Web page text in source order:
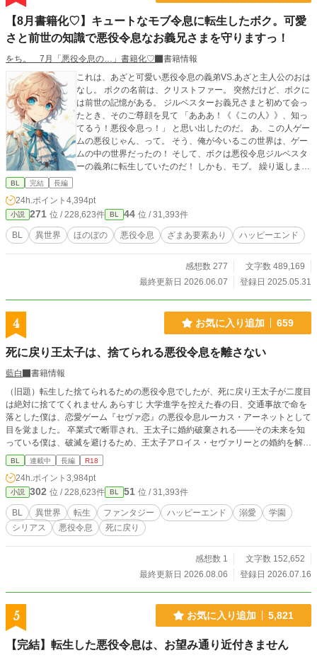
【8月書籍化♡】キュートなモブ令息に転生したボク。可愛
さと前世の知識で悪役令息なお義兄さまを守りますっ！
をち。 7月「悪役令息の…」書籍化♡
書籍情報
これは、あざと可愛い悪役令息の義弟VS.あざと主人公のおは
なし。 ボクの名前は、クリストファー。 突然だけど、ボクに
は前世の記憶がある。 ジルベスターお義兄さまと初めて会っ
たとき、そのご尊顔を見て 「あああ！《《この人》》、知っ
てるう！悪役令息っ！」 と思い出したのだ。 あ、この人ゲー
ムの悪役じゃん、って。 そう、俺が今いるこの世界は、ゲー
ムの中の世界だったの！ そして、ボクは悪役令息ジルベスタ
ーの義弟に転生していたのだ！ しかも、モブ。 繰り返しま
で今まで毎日自分の顔をみてもなんにも思い出さなかったわ
けだ！ ちなみに、ジルベスターお義兄さまは悪役ながら非常
に人気があった。 その理由の第一は、ビジュアル！ 夜空に輝
く月みたいにキラキラした銀髪。夜の闇を思わせる深い紺碧
メンではなく美形！ビューティフル！ワンダフォー！ ありと
あらゆる美辞麗句を並び立てたくなるくらいに美しい姿かた
その無表情のせいで「人を馬鹿にしている」「心がない」
「冷酷」といわれ、悪役令息と呼ばれていた。 でもボクには
わかっていた。全部誤解なんだって。 ジルベスターは優しい
そして最後に断罪されてしまうのだ！あのピンク頭に惑わさ
れたあんぽんたんたちのせいで！！ ジルベスターが断罪され
たときには悔し涙にぬれた。 なんとかジルベスターを救おう
とすべてのルートを試し、ゲームをやり込みまくった。 でも
何をしてもジルベスターは断罪された。 ボクはこの世界で大
声で叫ぶ。 ボクのお義兄様はカッコよくて優しい最高のお義
兄様なんだからっ！ ゲームの世界ならいざしらず、このボク
がついてるからには断罪なんてさせないっ！ 最高に可愛いハ
イスぺモブ令息に転生したボクは、可愛さと前世の知識を武
器にお義兄さまを守りますっ！ ※表紙その他のイラストはAI
にて作成致しております。（文字指定のみで作成しておりま
す） ⭐︎⭐︎⭐︎ ご拝読頂きありがとうございます！ コメント、エー
ん！家族からうとまれていた俺は、家を出て冒険者になりま
す！」書籍発売中！ 連載続いておりますので、そちらもぜひ
BL 完結 長編
24h.ポイント 4,394pt
小説 271 位 / 228,623件 BL 44 位 / 31,393件
BL 異世界 ほのぼの 悪役令息 ざまあ要素あり ハッピーエンド
感想数 277
文字数 489,169
最終更新日 2026.06.07
登録日 2025.05.31
4 お気に入り追加 659
死に戻り王太子は、捨てられる悪役令息を離さない
藍白
書籍情報
（旧題）転生した捨てられるための悪役令息でしたが、死に戻り王太子が二度目
は絶対に捨ててくれません あらすじ 大学進学を控えた春の日、交通事故で命を
落とした僕は、恋愛ゲーム『セヴァ恋』の悪役令息ルーカス・アーネットとして
目を覚ました。 卒業式で断罪され、王太子に婚約破棄される――その未来を知
っている僕は、破滅を避けるため、王太子アロイス・セヴァリーとの婚約を解消
しようと決めた。 けれど、ゲームでは僕を断罪するはずだった王太子アロイス
は、なぜか僕を手放そうとしない。 「俺は、君を手放す気はない」 そう告げる
彼は、まるで一度すべてを失った人のような目で僕を見る。 さらに、ゲームで
は敵だったはずのヒロインや攻略対象たちまで、誰もシナリオどおりに動かな
い。 戸惑いながら過ごす日々の中で、僕は少しずつ気づいていく。 ゲームで知
っている悪役令息ルーカスと、僕の中に残る本当のルーカスは、まったく違う人
物なのではないか、と。 でも、卒業式は、確実に近づいてくる。 捨てられるた
死に戻り王太子。 二人が二度目の人生で選ぶ、本当の未来とは――
BL 連載中 長編 R18
24h.ポイント 3,984pt
小説 302 位 / 228,623件 BL 51 位 / 31,393件
BL 異世界 転生 ファンタジー ハッピーエンド 溺愛
学園
シリアス
悪役令息 死に戻り
感想数 1
文字数 152,652
最終更新日 2026.08.06
登録日 2026.07.16
5 お気に入り追加 5,821
【完結】転生した悪役令息は、お望み通り近付きません